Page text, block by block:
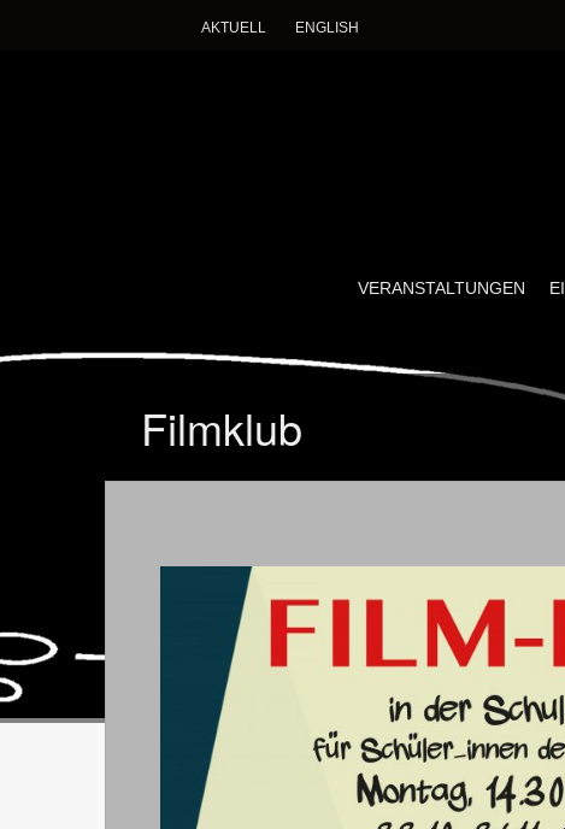
AKTUELL ENGLISH
Ein wissenschaftlich-künstlerisches
TO
VERANSTALTUNGEN
Filmklub